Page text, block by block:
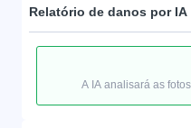
Relatório de danos por IA
A IA analisará as